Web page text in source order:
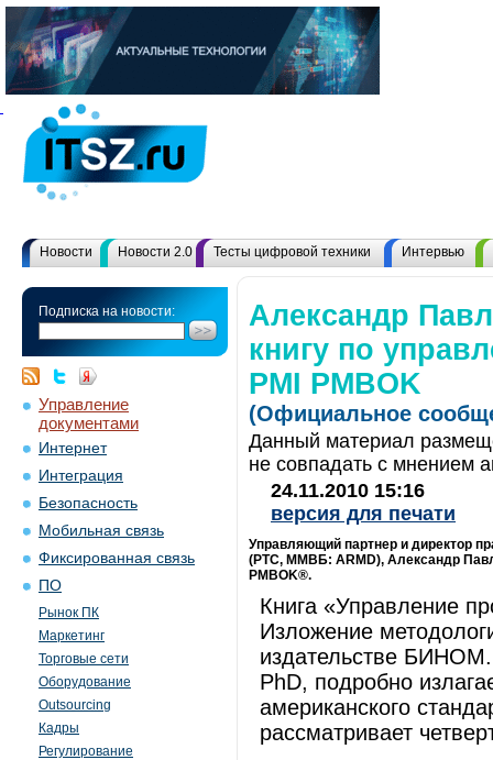
Новости Новости 2.0 Тесты цифровой техники Интервью
Подписка на новости:
Управление
документами
Интернет
Интеграция
Безопасность
Мобильная связь
Фиксированная связь
ПО
Рынок ПК
Маркетинг
Торговые сети
Оборудование
Outsourcing
Кадры
Регулирование
Александр
книгу по
PMI PMBOK
(Официальное
Данный материал
не совпадать с мнением
24.11.2010 15:16
версия для печати
Управляющий партнер и директор
(РТС, ММВБ: ARMD), Александр
PMBOK®.
Книга «Управление
Изложение
издательстве
PhD, подробно
американского
рассматривает